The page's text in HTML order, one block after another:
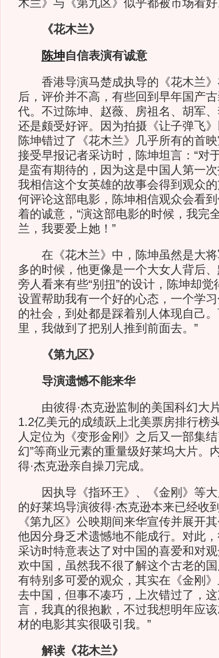
木兰》与《第九区》似乎都被市场看
《花木兰》
陈坤自信表演有诚意
香港导演马楚成执导的《花木兰》
后，评价并不高，有些回到早年国产
代。不过陈坤、赵薇、房祖名、胡军
还是颇受好评。因为拍摄《让子弹飞
陈坤错过了《花木兰》几乎所有的首
接受早报记者采访时，陈坤坦言：“对
是蛮有期待的，因为这是中国人第一
我相信这个女英雄的故事会得到观众
何评论这部电影，陈坤相信观众会看
着的诚意，“演这部电影的时候，我完
兰，我要爱上她！”
在《花木兰》中，陈坤虽然是大将
多的时候，他更像是一个大女人背后
旁人看来有些“别扭”的设计，陈坤却觉
设置帮助我有一个好的心态，一个学
的社会，到处都是踩着别人体现自己
里，我做到了把别人推到前面去。”
《第九区》
导演遗憾不能来华
由彼得·杰克逊监制的美国科幻大
1.2亿美元的成绩跃上北美票房排行榜
人定位为《变形金刚》之后又一部集
幻”等商业元素的重量级好莱坞大片。
得·杰克逊亲自操刀完成。
因执导《指环王》、《金刚》等大
的好莱坞导演彼得·杰克逊本来已经收
《第九区》公映期间来华宣传并展开
他因分身乏术遗憾地不能成行。对此
采访时特意表达了对中国的喜爱和对
欢中国，虽然我不很了解这个古老的
有特别多可爱的观众，其实在《金刚
去中国，但事不凑巧，上次错过了，
言，我真的很抱歉，不过我想明年应
材的电影其实很吸引我。”
解读《花木兰》